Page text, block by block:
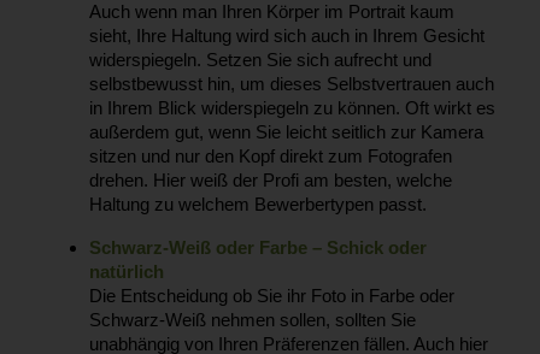
Auch wenn man Ihren Körper im Portrait kaum
sieht, Ihre Haltung wird sich auch in Ihrem Gesicht
widerspiegeln. Setzen Sie sich aufrecht und
selbstbewusst hin, um dieses Selbstvertrauen auch
in Ihrem Blick widerspiegeln zu können. Oft wirkt es
außerdem gut, wenn Sie leicht seitlich zur Kamera
sitzen und nur den Kopf direkt zum Fotografen
drehen. Hier weiß der Profi am besten, welche
Haltung zu welchem Bewerbertypen passt.
Schwarz-Weiß oder Farbe – Schick oder
natürlich
Die Entscheidung ob Sie ihr Foto in Farbe oder
Schwarz-Weiß nehmen sollen, sollten Sie
unabhängig von Ihren Präferenzen fällen. Auch hier